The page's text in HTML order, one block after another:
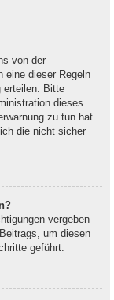
von der
eine dieser Regeln
erteilen. Bitte
dieses
zu tun hat.
die nicht sicher
vergeben
um diesen
geführt.